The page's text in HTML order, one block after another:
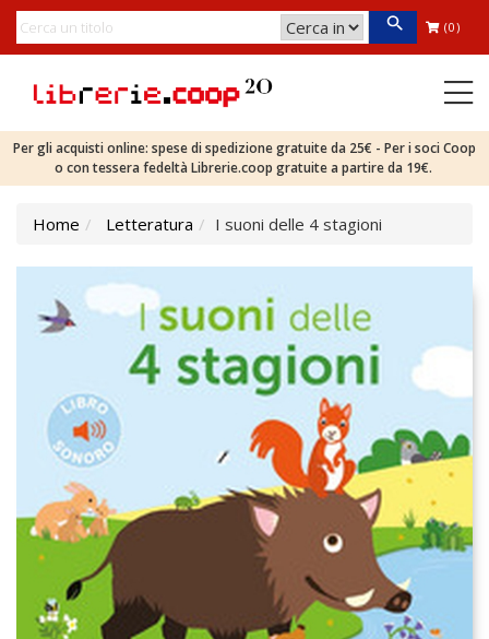
(0)
Per gli acquisti online: spese di spedizione gratuite da 25€ - Per i soci Coop
o con tessera fedeltà Librerie.coop gratuite a partire da 19€.
Home Letteratura I suoni delle 4 stagioni